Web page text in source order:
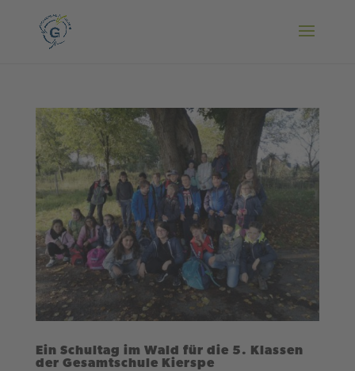
Ein Schultag im Wald für die 5. Klassen
der Gesamtschule Kierspe